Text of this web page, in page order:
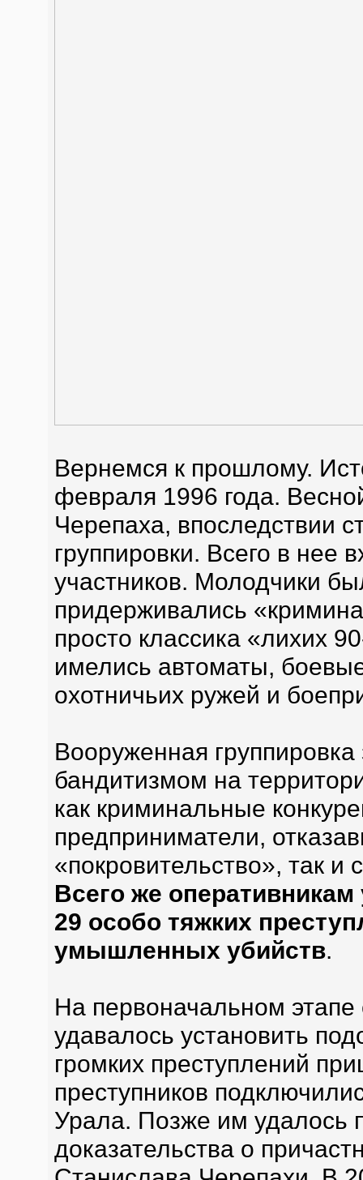
Вернемся к прошлому.
февраля 1996 года.
Черепаха, впоследствии
группировки. Всего в нее
участников. Молодчики
придерживались
просто классика «лихих
имелись автоматы,
охотничьих ружей и
Вооруженная
бандитизмом на
как криминальные
предприниматели,
«покровительство», так
Всего же
29 особо тяжких
умышленных убийств.
На первоначальном
удавалось установить
громких преступлений
преступников
Урала. Позже им удалось
доказательства о